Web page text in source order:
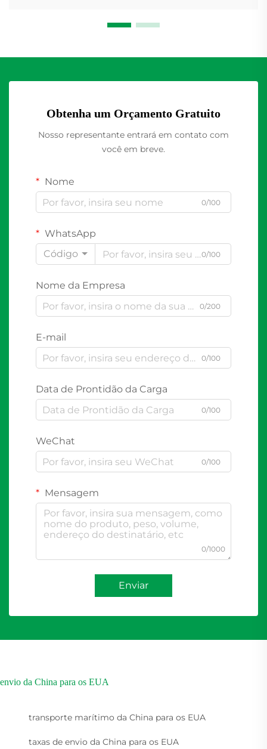
Obtenha um Orçamento Gratuito
Nosso representante entrará em contato com
você em breve.
Nome
0/100
WhatsApp
Código
0/100
Nome da Empresa
0/200
E-mail
0/100
Data de Prontidão da Carga
0/100
WeChat
0/100
Mensagem
0/1000
Enviar
envio da China para os EUA
transporte marítimo da China para os EUA
taxas de envio da China para os EUA